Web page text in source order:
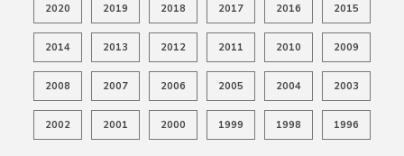
2020 2019 2018 2017 2016 2015
2014 2013 2012 2011 2010 2009
2008 2007 2006 2005 2004 2003
2002 2001 2000 1999 1998 1996